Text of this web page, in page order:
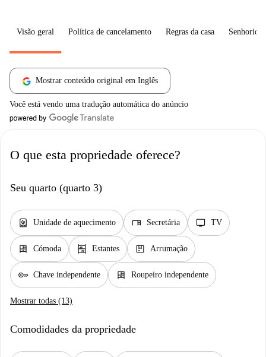
Visão geral Política de cancelamento Regras da casa Senhorio
Mostrar conteúdo original em Inglês
Você está vendo uma tradução automática do anúncio
O que esta propriedade oferece?
Seu quarto (quarto 3)
water_heater Unidade de aquecimento desk Secretária tv TV
dresser Cómoda shelves Estantes package Arrumação
key Chave independente dresser Roupeiro independente
Mostrar todas (13)
Comodidades da propriedade